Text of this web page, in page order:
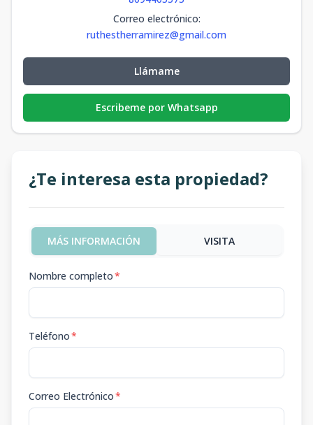
Correo electrónico:
ruthestherramirez@gmail.com
Llámame
Escribeme por Whatsapp
¿Te interesa esta propiedad?
MÁS INFORMACIÓN VISITA
Nombre completo*
Teléfono*
Correo Electrónico*